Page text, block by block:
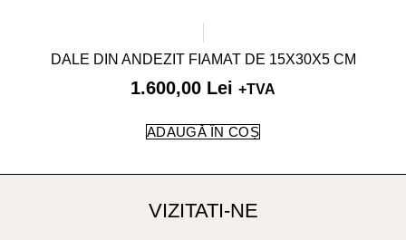
DALE DIN ANDEZIT FIAMAT DE 15X30X5 CM
1.600,00 Lei +TVA
ADAUGĂ ÎN COȘ
VIZITATI-NE